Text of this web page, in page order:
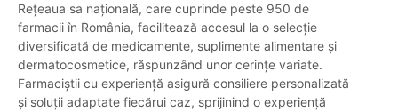
Rețeaua sa națională, care cuprinde peste 950 de
farmacii în România, facilitează accesul la o selecție
diversificată de medicamente, suplimente alimentare și
dermatocosmetice, răspunzând unor cerințe variate.
Farmaciștii cu experiență asigură consiliere personalizată
și soluții adaptate fiecărui caz, sprijinind o experiență